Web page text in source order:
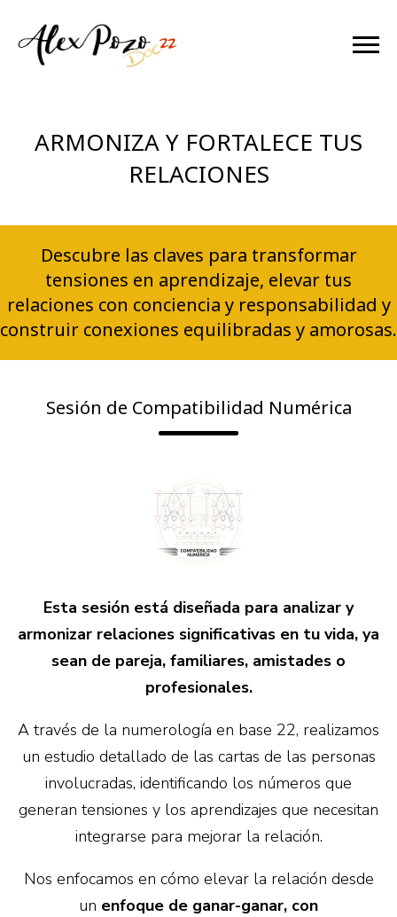
ARMONIZA Y FORTALECE TUS
RELACIONES
Descubre las claves para transformar
tensiones en aprendizaje, elevar tus
relaciones con conciencia y responsabilidad y
construir conexiones equilibradas y amorosas.
Sesión de Compatibilidad Numérica
Esta sesión está diseñada para analizar y
armonizar relaciones significativas en tu vida, ya
sean de pareja, familiares, amistades o
profesionales.
A través de la numerología en base 22, realizamos
un estudio detallado de las cartas de las personas
involucradas, identificando los números que
generan tensiones y los aprendizajes que necesitan
integrarse para mejorar la relación.
Nos enfocamos en cómo elevar la relación desde
un enfoque de ganar-ganar, con